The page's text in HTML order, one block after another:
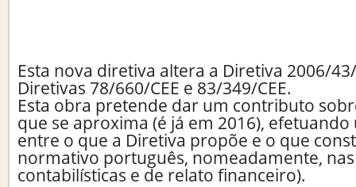
Esta nova diretiva altera a Diretiva 2006/
Diretivas 78/660/CEE e 83/349/CEE.
Esta obra pretende dar um contributo
que se aproxima (é já em 2016),
entre o que a Diretiva propõe e o que
normativo português, nomeadamente, nas
contabilísticas e de relato financeiro).